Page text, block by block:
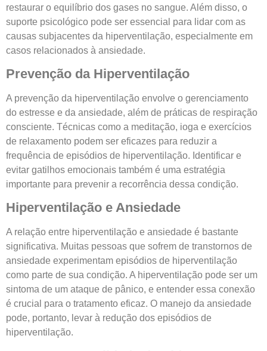
restaurar o equilíbrio dos gases no sangue. Além disso, o
suporte psicológico pode ser essencial para lidar com as
causas subjacentes da hiperventilação, especialmente em
casos relacionados à ansiedade.
Prevenção da Hiperventilação
A prevenção da hiperventilação envolve o gerenciamento
do estresse e da ansiedade, além de práticas de respiração
consciente. Técnicas como a meditação, ioga e exercícios
de relaxamento podem ser eficazes para reduzir a
frequência de episódios de hiperventilação. Identificar e
evitar gatilhos emocionais também é uma estratégia
importante para prevenir a recorrência dessa condição.
Hiperventilação e Ansiedade
A relação entre hiperventilação e ansiedade é bastante
significativa. Muitas pessoas que sofrem de transtornos de
ansiedade experimentam episódios de hiperventilação
como parte de sua condição. A hiperventilação pode ser um
sintoma de um ataque de pânico, e entender essa conexão
é crucial para o tratamento eficaz. O manejo da ansiedade
pode, portanto, levar à redução dos episódios de
hiperventilação.